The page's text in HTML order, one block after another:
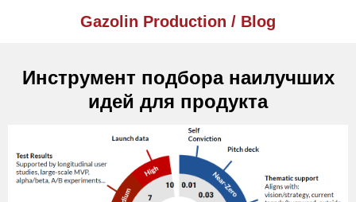
Gazolin Production / Blog
Инструмент подбора наилучших
идей для продукта